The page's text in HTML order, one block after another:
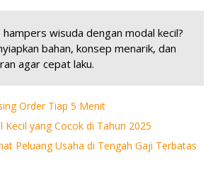
hampers wisuda dengan modal kecil?
bahan, konsep menarik, dan
agar cepat laku.
Order Tiap 5 Menit
Kecil yang Cocok di Tahun 2025
Peluang Usaha di Tengah Gaji Terbatas